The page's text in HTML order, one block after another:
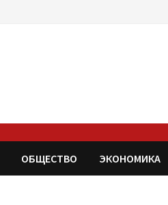
ОБЩЕСТВО ЭКОНОМИКА